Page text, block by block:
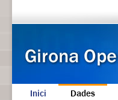
Inici Dades